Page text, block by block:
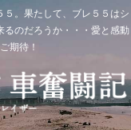
。果たして、ブレ５５はシ
のだろうか・・・愛と感動
期待！